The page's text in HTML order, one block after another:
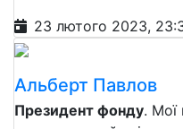
23 лютого 2023,
Альберт Павлов
Президент фонду. Мої